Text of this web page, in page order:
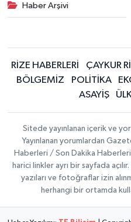
Haber Arşivi
RİZE HABERLERİ ÇAYKUR
BÖLGEMİZ
POLİTİKA
ASAYİŞ
Sitede yayınlanan içerik ve
Yayınlanan yorumlardan
Haberleri / Son Dakika
harici linkler ayrı bir sayfada
yazıları ve fotoğraflar izin
herhangi bir ortamda